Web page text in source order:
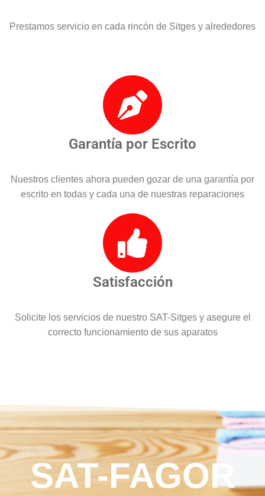
Prestamos servicio en cada rincón de Sitges y alrededores
Garantía por Escrito
Nuestros clientes ahora pueden gozar de una garantía por
escrito en todas y cada una de nuestras reparaciones
Satisfacción
Solicite los servicios de nuestro SAT-Sitges y asegure el
correcto funcionamiento de sus aparatos
SAT-FAGOR